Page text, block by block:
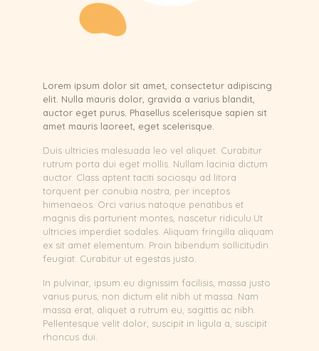
Lorem ipsum dolor sit amet, consectetur adipiscing
elit. Nulla mauris dolor, gravida a varius blandit,
auctor eget purus. Phasellus scelerisque sapien sit
amet mauris laoreet, eget scelerisque.
Duis ultricies malesuada leo vel aliquet. Curabitur
rutrum porta dui eget mollis. Nullam lacinia dictum
auctor. Class aptent taciti sociosqu ad litora
torquent per conubia nostra, per inceptos
himenaeos. Orci varius natoque penatibus et
magnis dis parturient montes, nascetur ridiculu.Ut
ultricies imperdiet sodales. Aliquam fringilla aliquam
ex sit amet elementum. Proin bibendum sollicitudin
feugiat. Curabitur ut egestas justo.
In pulvinar, ipsum eu dignissim facilisis, massa justo
varius purus, non dictum elit nibh ut massa. Nam
massa erat, aliquet a rutrum eu, sagittis ac nibh.
Pellentesque velit dolor, suscipit in ligula a, suscipit
rhoncus dui.